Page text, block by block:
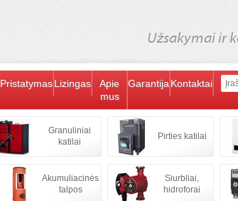
Užsakymai ir
PristatymasLizingas
Apie
mus
GarantijaKontaktai
Granuliniai
katilai
Pirties katilai
Akumuliacinės
talpos
Siurbliai,
hidroforai